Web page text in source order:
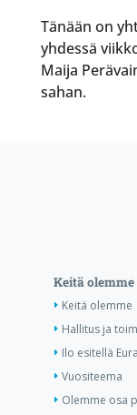
Tänään on
yhdessä
Maija
sahan.
Keitä olemme
Keitä olemme
Hallitus ja
Ilo esitellä
Vuositeema
Olemme osa